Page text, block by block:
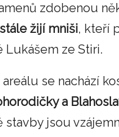
zdobenou
stále žijí mniši, kteří
Lukášem ze Stiri.
se nachází
a
stavby jsou